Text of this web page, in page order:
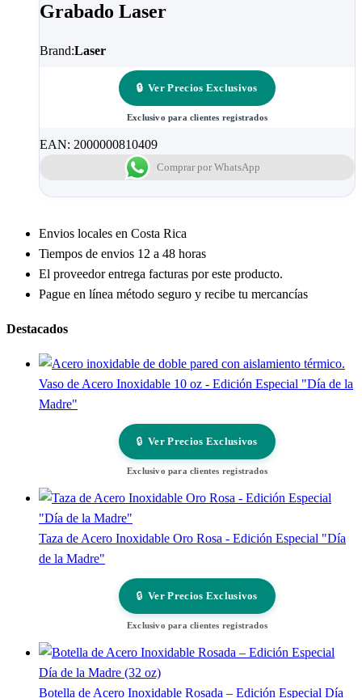
Grabado Laser
Brand:Laser
🔒 Ver Precios Exclusivos
Exclusivo para clientes registrados
EAN: 2000000810409
Comprar por WhatsApp
Envios locales en Costa Rica
Tiempos de envios 12 a 48 horas
El proveedor entrega facturas por este producto.
Pague en línea método seguro y recibe tu mercancías
Destacados
Vaso de Acero Inoxidable 10 oz - Edición Especial "Día de la
Madre"
🔒 Ver Precios Exclusivos
Exclusivo para clientes registrados
Taza de Acero Inoxidable Oro Rosa - Edición Especial "Día
de la Madre"
🔒 Ver Precios Exclusivos
Exclusivo para clientes registrados
Botella de Acero Inoxidable Rosada – Edición Especial Día